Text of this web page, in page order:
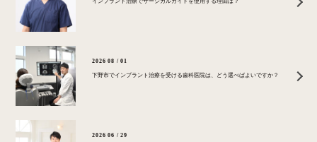
2026 08 / 01
下野市でインプラント治療を受ける歯科医院は、どう選べばよいですか？
2026 06 / 29